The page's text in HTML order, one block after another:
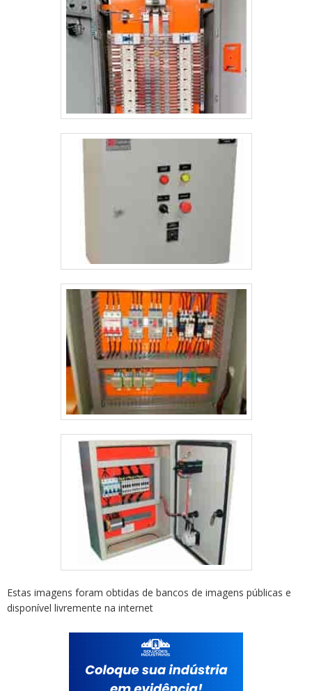
Estas imagens foram obtidas de bancos de imagens públicas e
disponível livremente na internet